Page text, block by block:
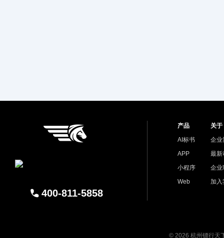
400-811-5858
产品
AI标书
APP
小程序
Web
关于
企业
最新
企业
加入
© 2026 杭州镖行天